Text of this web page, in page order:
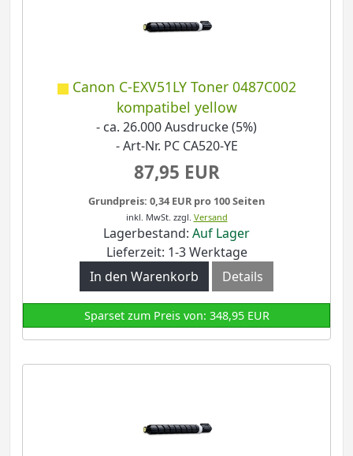
Canon C-EXV51LY Toner 0487C002
kompatibel yellow
- ca. 26.000 Ausdrucke (5%)
- Art-Nr. PC CA520-YE
87,95 EUR
Grundpreis: 0,34 EUR pro 100 Seiten
inkl. MwSt. zzgl. Versand
Lagerbestand: Auf Lager
Lieferzeit: 1-3 Werktage
In den Warenkorb
Details
Sparset zum Preis von: 348,95 EUR